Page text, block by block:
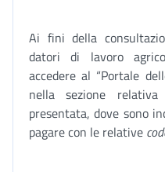
Ai fini della
datori di lavoro
accedere al “Portale
nella sezione
presentata, dove sono
pagare con le relative